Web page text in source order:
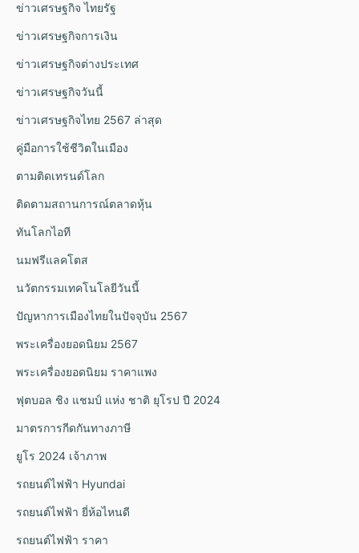
ข่าวเศรษฐกิจ ไทยรัฐ
ข่าวเศรษฐกิจการเงิน
ข่าวเศรษฐกิจต่างประเทศ
ข่าวเศรษฐกิจวันนี้
ข่าวเศรษฐกิจไทย 2567 ล่าสุด
คู่มือการใช้ชีวิตในเมือง
ตามติดเทรนด์โลก
ติดตามสถานการณ์ตลาดหุ้น
ทันโลกไอที
นมฟรีแลคโตส
นวัตกรรมเทคโนโลยีวันนี้
ปัญหาการเมืองไทยในปัจจุบัน 2567
พระเครื่องยอดนิยม 2567
พระเครื่องยอดนิยม ราคาแพง
ฟุตบอล ชิง แชมป์ แห่ง ชาติ ยุโรป ปี 2024
มาตรการกีดกันทางภาษี
ยูโร 2024 เจ้าภาพ
รถยนต์ไฟฟ้า Hyundai
รถยนต์ไฟฟ้า ยี่ห้อไหนดี
รถยนต์ไฟฟ้า ราคา